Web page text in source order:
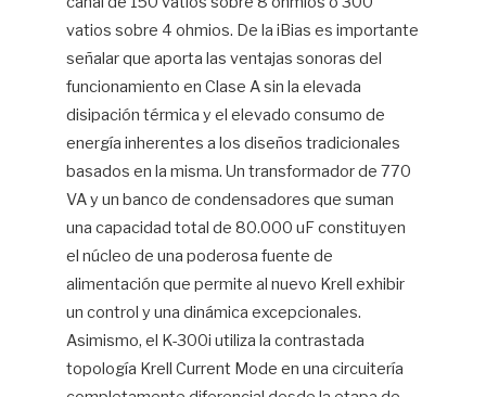
vatios sobre 4 ohmios. De la iBias es importante
señalar que aporta las ventajas sonoras del
funcionamiento en Clase A sin la elevada
disipación térmica y el elevado consumo de
energía inherentes a los diseños tradicionales
basados en la misma. Un transformador de 770
VA y un banco de condensadores que suman
una capacidad total de 80.000 uF constituyen
el núcleo de una poderosa fuente de
alimentación que permite al nuevo Krell exhibir
un control y una dinámica excepcionales.
Asimismo, el K-300i utiliza la contrastada
topología Krell Current Mode en una circuitería